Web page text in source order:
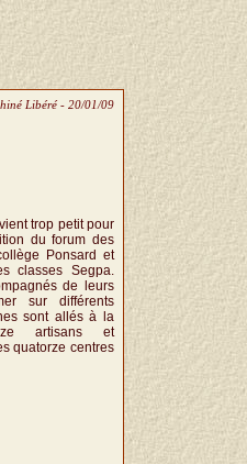
Libéré - 20/01/09
trop petit pour
du forum des
Ponsard et
classes Segpa.
de leurs
sur différents
sont allés à la
artisans et
quatorze centres